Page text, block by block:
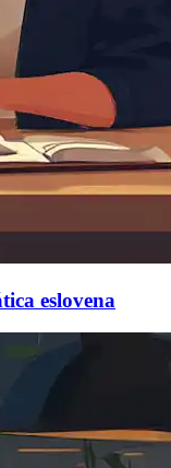
eslovena